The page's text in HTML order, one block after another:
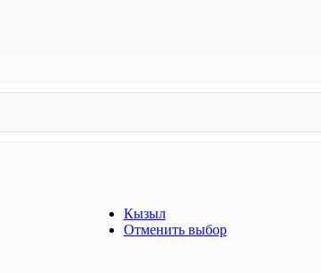
Кызыл
Отменить выбор